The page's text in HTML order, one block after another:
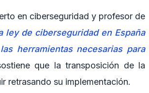
en ciberseguridad y profesor de
ley de ciberseguridad en España
herramientas necesarias para
que la transposición de la
retrasando su implementación.